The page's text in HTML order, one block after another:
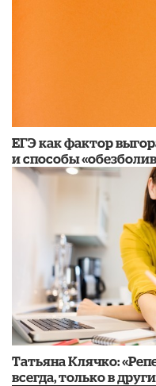
​ЕГЭ как фактор
и способы
​Татьяна Клячко:
всегда, только в